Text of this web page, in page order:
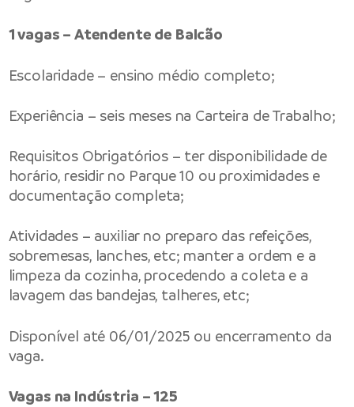
1 vagas – Atendente de Balcão
Escolaridade – ensino médio completo;
Experiência – seis meses na Carteira de Trabalho;
Requisitos Obrigatórios – ter disponibilidade de
horário, residir no Parque 10 ou proximidades e
documentação completa;
Atividades – auxiliar no preparo das refeições,
sobremesas, lanches, etc; manter a ordem e a
limpeza da cozinha, procedendo a coleta e a
lavagem das bandejas, talheres, etc;
Disponível até 06/01/2025 ou encerramento da
vaga.
Vagas na Indústria – 125